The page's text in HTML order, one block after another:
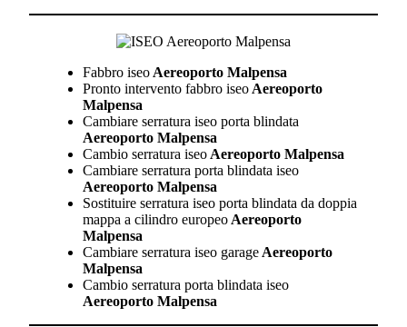
Fabbro iseo Aereoporto Malpensa
Pronto intervento fabbro iseo Aereoporto
Malpensa
Cambiare serratura iseo porta blindata
Aereoporto Malpensa
Cambio serratura iseo Aereoporto Malpensa
Cambiare serratura porta blindata iseo
Aereoporto Malpensa
Sostituire serratura iseo porta blindata da doppia
mappa a cilindro europeo Aereoporto
Malpensa
Cambiare serratura iseo garage Aereoporto
Malpensa
Cambio serratura porta blindata iseo
Aereoporto Malpensa